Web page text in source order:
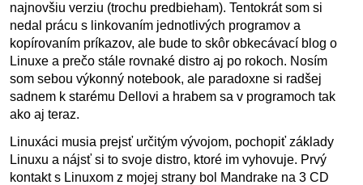
najnovšiu verziu (trochu predbieham). Tentokrát som si
nedal prácu s linkovaním jednotlivých programov a
kopírovaním príkazov, ale bude to skôr obkecávací blog o
Linuxe a prečo stále rovnaké distro aj po rokoch. Nosím
som sebou výkonný notebook, ale paradoxne si radšej
sadnem k starému Dellovi a hrabem sa v programoch tak
ako aj teraz.
Linuxáci musia prejsť určitým vývojom, pochopiť základy
Linuxu a nájsť si to svoje distro, ktoré im vyhovuje. Prvý
kontakt s Linuxom z mojej strany bol Mandrake na 3 CD